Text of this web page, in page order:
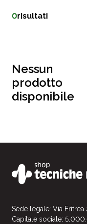
0risultati
Nessun
prodotto
disponibile
Sede legale: Via Eritrea
Capitale sociale: